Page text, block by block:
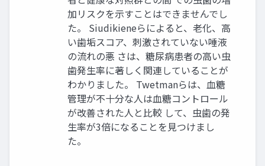
加リスクを示すことはできませんでし
た。 Siudikieneらによると、老化、高
い歯垢スコア、刺激されていない唾液
の流れの悪 さは、糖尿病患者の高い虫
歯発生率に著しく関連していることが
わかりました。 Twetmanらは、血糖
管理が不十分な人は血糖コントロール
が改善された人と比較 して、虫歯の発
生率が3倍になることを見つけまし
た。